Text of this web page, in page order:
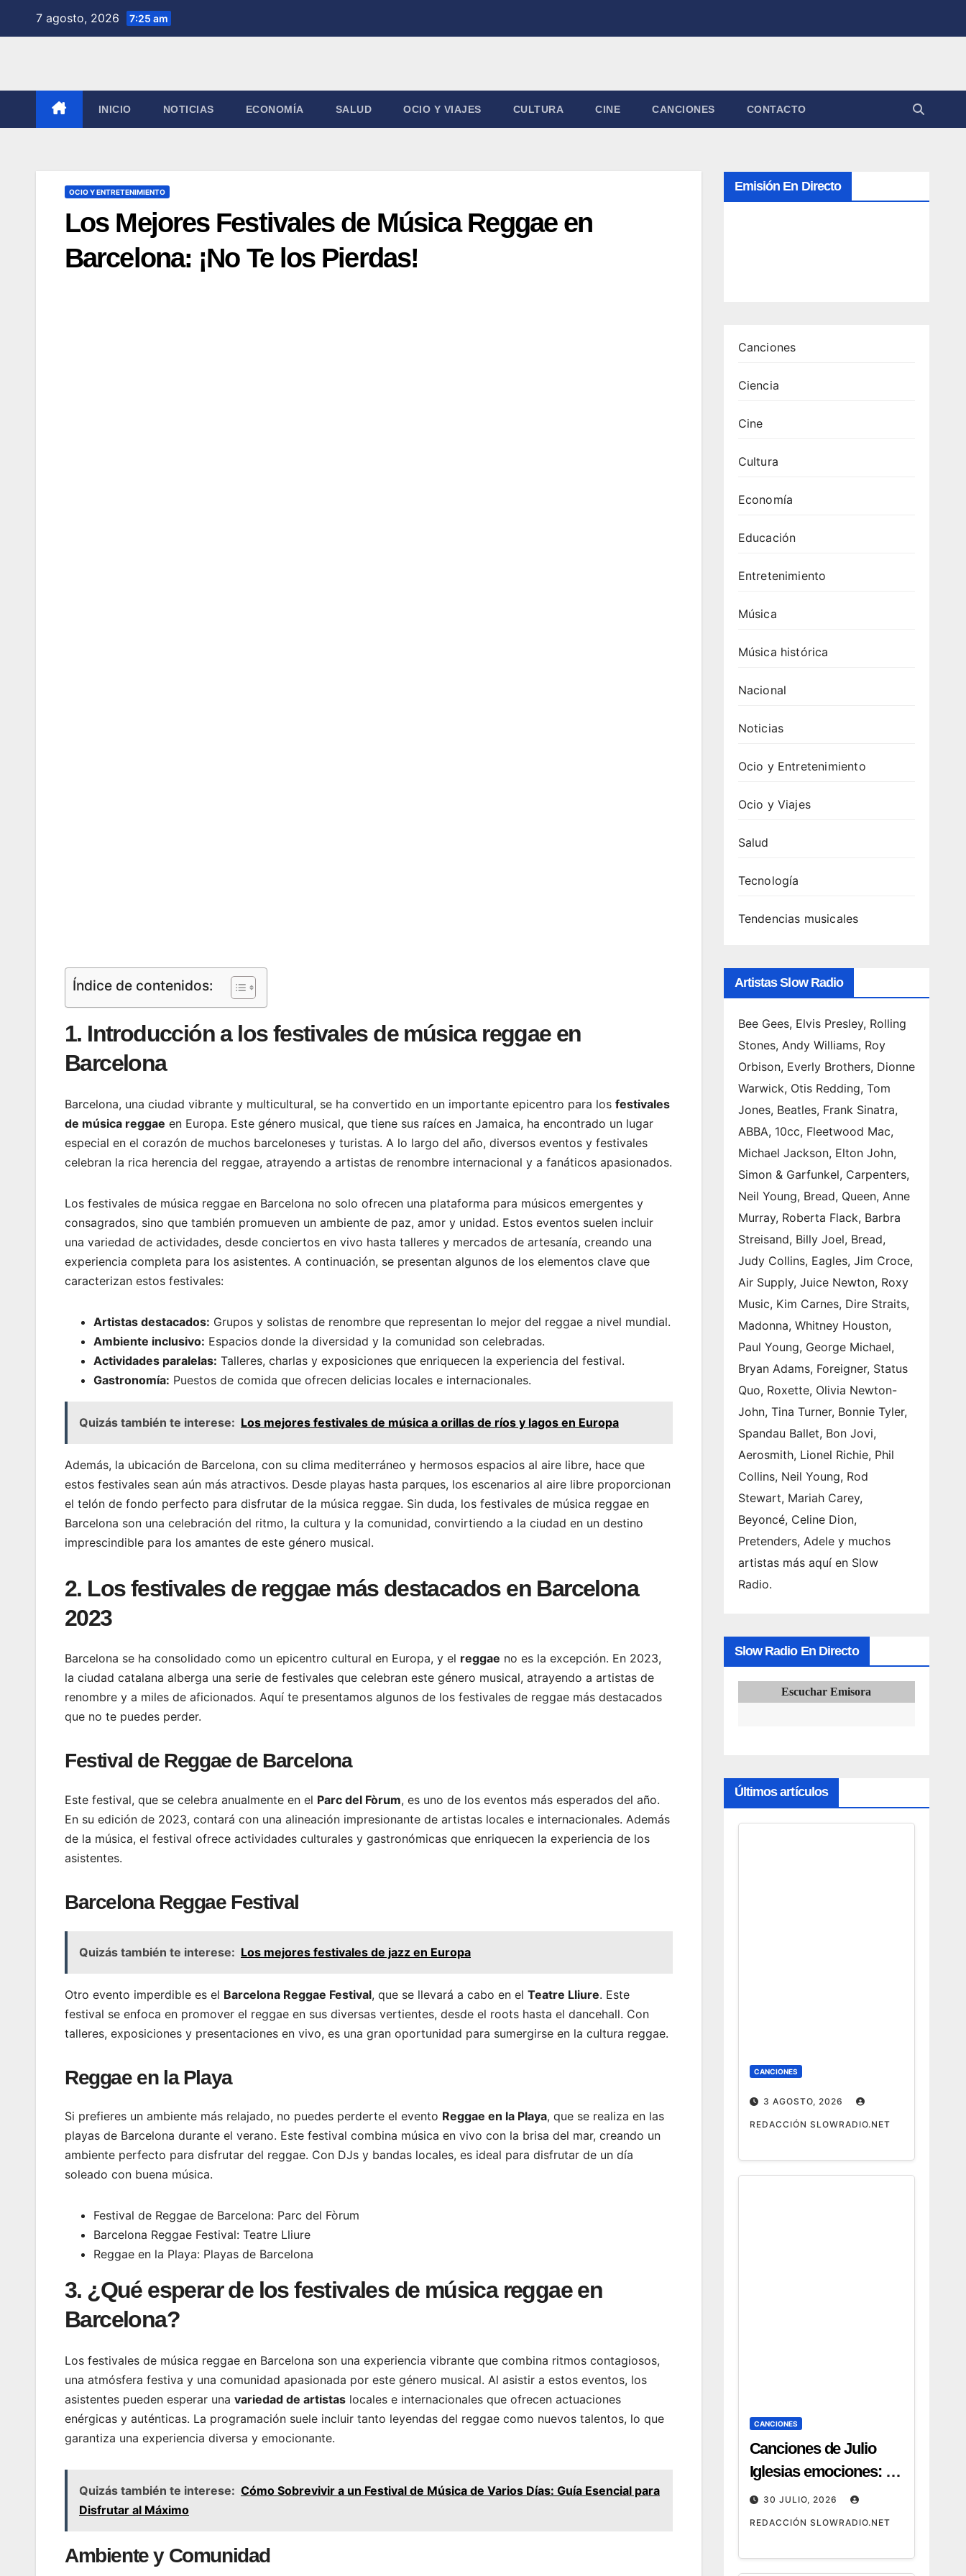
7 agosto, 2026 7:25 am
INICIO NOTICIAS ECONOMÍA SALUD OCIO Y VIAJES CULTURA CINE CANCIONES CONTACTO
OCIO Y ENTRETENIMIENTO
Los Mejores Festivales de Música Reggae en
Barcelona: ¡No Te los Pierdas!
Índice de contenidos:
1. Introducción a los festivales de música reggae en
Barcelona
Barcelona, una ciudad vibrante y multicultural, se ha convertido en un importante epicentro para los festivales
de música reggae en Europa. Este género musical, que tiene sus raíces en Jamaica, ha encontrado un lugar
especial en el corazón de muchos barceloneses y turistas. A lo largo del año, diversos eventos y festivales
celebran la rica herencia del reggae, atrayendo a artistas de renombre internacional y a fanáticos apasionados.
Los festivales de música reggae en Barcelona no solo ofrecen una plataforma para músicos emergentes y
consagrados, sino que también promueven un ambiente de paz, amor y unidad. Estos eventos suelen incluir
una variedad de actividades, desde conciertos en vivo hasta talleres y mercados de artesanía, creando una
experiencia completa para los asistentes. A continuación, se presentan algunos de los elementos clave que
caracterizan estos festivales:
Artistas destacados: Grupos y solistas de renombre que representan lo mejor del reggae a nivel mundial.
Ambiente inclusivo: Espacios donde la diversidad y la comunidad son celebradas.
Actividades paralelas: Talleres, charlas y exposiciones que enriquecen la experiencia del festival.
Gastronomía: Puestos de comida que ofrecen delicias locales e internacionales.
Quizás también te interese: Los mejores festivales de música a orillas de ríos y lagos en Europa
Además, la ubicación de Barcelona, con su clima mediterráneo y hermosos espacios al aire libre, hace que
estos festivales sean aún más atractivos. Desde playas hasta parques, los escenarios al aire libre proporcionan
el telón de fondo perfecto para disfrutar de la música reggae. Sin duda, los festivales de música reggae en
Barcelona son una celebración del ritmo, la cultura y la comunidad, convirtiendo a la ciudad en un destino
imprescindible para los amantes de este género musical.
2. Los festivales de reggae más destacados en Barcelona
2023
Barcelona se ha consolidado como un epicentro cultural en Europa, y el reggae no es la excepción. En 2023,
la ciudad catalana alberga una serie de festivales que celebran este género musical, atrayendo a artistas de
renombre y a miles de aficionados. Aquí te presentamos algunos de los festivales de reggae más destacados
que no te puedes perder.
Festival de Reggae de Barcelona
Este festival, que se celebra anualmente en el Parc del Fòrum, es uno de los eventos más esperados del año.
En su edición de 2023, contará con una alineación impresionante de artistas locales e internacionales. Además
de la música, el festival ofrece actividades culturales y gastronómicas que enriquecen la experiencia de los
asistentes.
Barcelona Reggae Festival
Quizás también te interese: Los mejores festivales de jazz en Europa
Otro evento imperdible es el Barcelona Reggae Festival, que se llevará a cabo en el Teatre Lliure. Este
festival se enfoca en promover el reggae en sus diversas vertientes, desde el roots hasta el dancehall. Con
talleres, exposiciones y presentaciones en vivo, es una gran oportunidad para sumergirse en la cultura reggae.
Reggae en la Playa
Si prefieres un ambiente más relajado, no puedes perderte el evento Reggae en la Playa, que se realiza en las
playas de Barcelona durante el verano. Este festival combina música en vivo con la brisa del mar, creando un
ambiente perfecto para disfrutar del reggae. Con DJs y bandas locales, es ideal para disfrutar de un día
soleado con buena música.
Festival de Reggae de Barcelona: Parc del Fòrum
Barcelona Reggae Festival: Teatre Lliure
Reggae en la Playa: Playas de Barcelona
3. ¿Qué esperar de los festivales de música reggae en
Barcelona?
Los festivales de música reggae en Barcelona son una experiencia vibrante que combina ritmos contagiosos,
una atmósfera festiva y una comunidad apasionada por este género musical. Al asistir a estos eventos, los
asistentes pueden esperar una variedad de artistas locales e internacionales que ofrecen actuaciones
enérgicas y auténticas. La programación suele incluir tanto leyendas del reggae como nuevos talentos, lo que
garantiza una experiencia diversa y emocionante.
Quizás también te interese: Cómo Sobrevivir a un Festival de Música de Varios Días: Guía Esencial para
Disfrutar al Máximo
Ambiente y Comunidad
Emisión En Directo
Canciones
Ciencia
Cine
Cultura
Economía
Educación
Entretenimiento
Música
Música histórica
Nacional
Noticias
Ocio y Entretenimiento
Ocio y Viajes
Salud
Tecnología
Tendencias musicales
Artistas Slow Radio
Bee Gees, Elvis Presley, Rolling
Stones, Andy Williams, Roy
Orbison, Everly Brothers, Dionne
Warwick, Otis Redding, Tom
Jones, Beatles, Frank Sinatra,
ABBA, 10cc, Fleetwood Mac,
Michael Jackson, Elton John,
Simon & Garfunkel, Carpenters,
Neil Young, Bread, Queen, Anne
Murray, Roberta Flack, Barbra
Streisand, Billy Joel, Bread,
Judy Collins, Eagles, Jim Croce,
Air Supply, Juice Newton, Roxy
Music, Kim Carnes, Dire Straits,
Madonna, Whitney Houston,
Paul Young, George Michael,
Bryan Adams, Foreigner, Status
Quo, Roxette, Olivia Newton-
John, Tina Turner, Bonnie Tyler,
Spandau Ballet, Bon Jovi,
Aerosmith, Lionel Richie, Phil
Collins, Neil Young, Rod
Stewart, Mariah Carey,
Beyoncé, Celine Dion,
Pretenders, Adele y muchos
artistas más aquí en Slow
Radio.
Slow Radio En Directo
Escuchar Emisora
Últimos artículos
CANCIONES
3 AGOSTO, 2026
REDACCIÓN SLOWRADIO.NET
CANCIONES
Canciones de Julio
Iglesias emociones: 12
temas que emocionan
30 JULIO, 2026
REDACCIÓN SLOWRADIO.NET